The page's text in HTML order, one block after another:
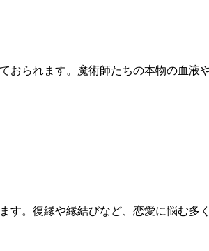
おられます。魔術師たちの本物の血
す。復縁や縁結びなど、恋愛に悩む多